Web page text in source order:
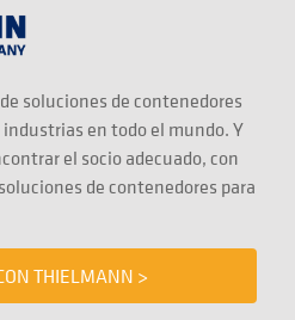
soluciones de contenedores
en todo el mundo. Y
el socio adecuado, con
de contenedores para
THIELMANN >